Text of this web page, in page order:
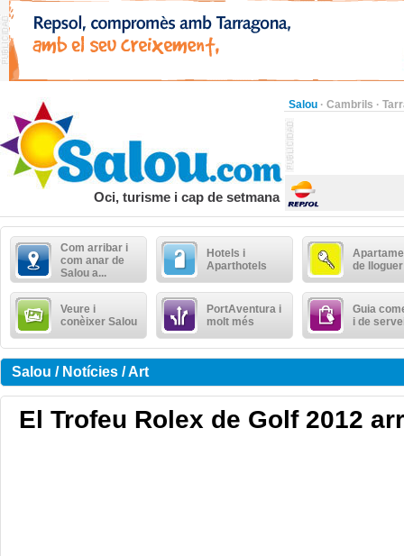
Salou · Cambrils ·
Oci, turisme i cap de setmana
Com arribar i
com anar de
Salou a...
Hotels i
Aparthotels
de lloguer
Veure i
conèixer Salou
PortAventura i
molt més
Guia
i de
Salou / Notícies / Art
El Trofeu Rolex de Golf 2012